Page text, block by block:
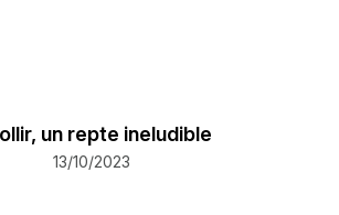
un repte ineludible
13/10/2023